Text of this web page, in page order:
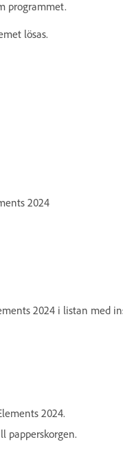
programmet.
lösas.
2024
2024 i listan med
2024.
papperskorgen.